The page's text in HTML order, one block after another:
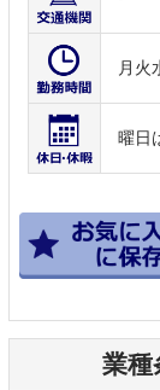
月火
曜日
業種